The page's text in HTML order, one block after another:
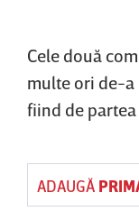
Cele două
multe ori de-
fiind de
ADAUGĂ